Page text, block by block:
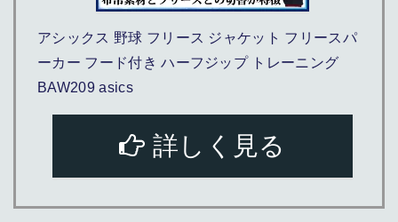
アシックス 野球 フリース ジャケット フリースパ
ーカー フード付き ハーフジップ トレーニング
BAW209 asics
詳しく見る